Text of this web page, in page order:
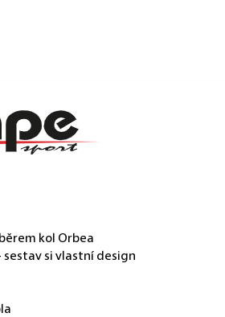
kol Orbea
sestav si vlastní design